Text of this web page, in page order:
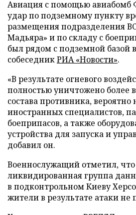
Авиация с помощью авиабомб
удар по подземному пункту
размещения подразделения
Мадьяра» и по складу с
был рядом с подземной базой
собеседникРИА «Новости».
«В результате огневого
полностью уничтожено более
состава противника, вероятно
иностранных специалистов,
боеприпасов, а также
устройства для запуска и
добавил он.
Военнослужащий отметил, что
ликвидированная группа
в подконтрольном Киеву
жители в результате атаки не